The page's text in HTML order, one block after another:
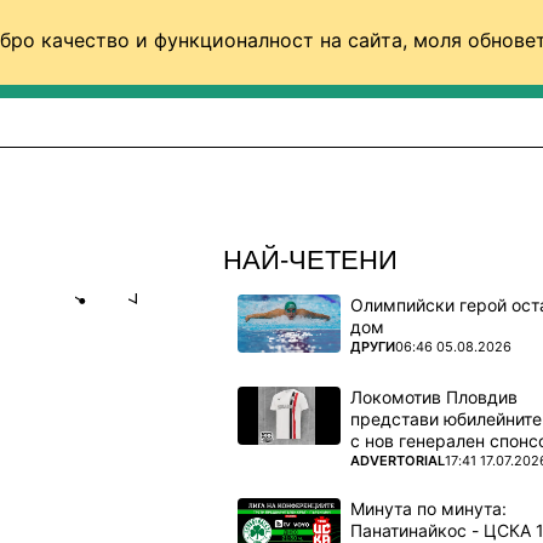
качество и функционалност на сайта, моля
НАЙ-ЧЕТЕНИ
Олимпийски герой
дом
ПОВЕЧЕ ОТ
ДРУГИ06:46 05.08.2026
Локомотив Пловдив
представи
с нов генерален
ПОВЕЧЕ ОТ
ADVERTORIAL17:41
Минута по минута: